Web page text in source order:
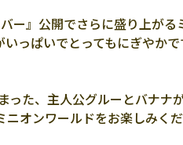
ー』公開でさらに盛り上がる
いっぱいでとってもにぎやか
った、主人公グルーとバナ
オンワールドをお楽しみくだ